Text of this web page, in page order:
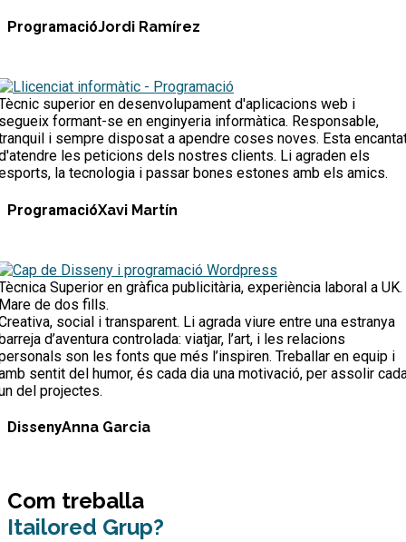
ProgramacióJordi Ramírez
superior en desenvolupament d'aplicacions web i
formant-se en enginyeria informàtica. Responsable,
i sempre disposat a apendre coses noves. Esta
les peticions dels nostres clients. Li agraden els
la tecnologia i passar bones estones amb els amics.
ProgramacióXavi Martín
Superior en gràfica publicitària, experiència laboral a UK.
de dos fills.
social i transparent. Li agrada viure entre una estranya
d’aventura controlada: viatjar, l’art, i les relacions
son les fonts que més l’inspiren. Treballar en equip i
sentit del humor, és cada dia una motivació, per assolir
del projectes.
DissenyAnna Garcia
Com treballa
Itailored Grup?